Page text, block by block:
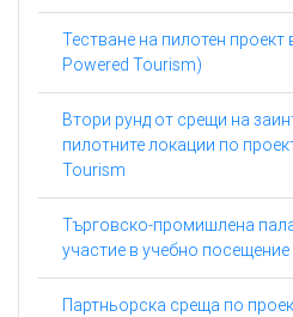
Тестване на пилотен проект
Powered Tourism)
Втори рунд от срещи на
пилотните локации по
Tourism
Търговско-промишлена
участие в учебно посещение
Партньорска среща по